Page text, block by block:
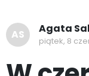
AS Agata
piątek, 8